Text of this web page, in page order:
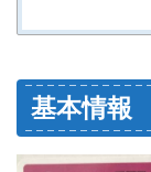
基本情報